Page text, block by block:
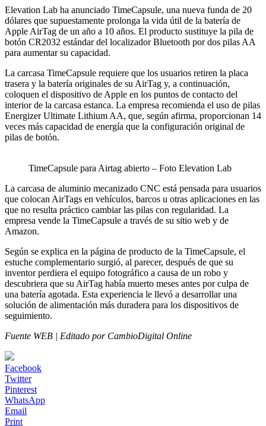
Elevation Lab ha anunciado TimeCapsule, una nueva funda de 20
dólares que supuestamente prolonga la vida útil de la batería de
Apple AirTag de un año a 10 años. El producto sustituye la pila de
botón CR2032 estándar del localizador Bluetooth por dos pilas AA
para aumentar su capacidad.
La carcasa TimeCapsule requiere que los usuarios retiren la placa
trasera y la batería originales de su AirTag y, a continuación,
coloquen el dispositivo de Apple en los puntos de contacto del
interior de la carcasa estanca. La empresa recomienda el uso de pilas
Energizer Ultimate Lithium AA, que, según afirma, proporcionan 14
veces más capacidad de energía que la configuración original de
pilas de botón.
TimeCapsule para Airtag abierto – Foto Elevation Lab
La carcasa de aluminio mecanizado CNC está pensada para usuarios
que colocan AirTags en vehículos, barcos u otras aplicaciones en las
que no resulta práctico cambiar las pilas con regularidad. La
empresa vende la TimeCapsule a través de su sitio web y de
Amazon.
Según se explica en la página de producto de la TimeCapsule, el
estuche complementario surgió, al parecer, después de que su
inventor perdiera el equipo fotográfico a causa de un robo y
descubriera que su AirTag había muerto meses antes por culpa de
una batería agotada. Esta experiencia le llevó a desarrollar una
solución de alimentación más duradera para los dispositivos de
seguimiento.
Fuente WEB | Editado por CambioDigital Online
Facebook
Twitter
Pinterest
WhatsApp
Email
Print